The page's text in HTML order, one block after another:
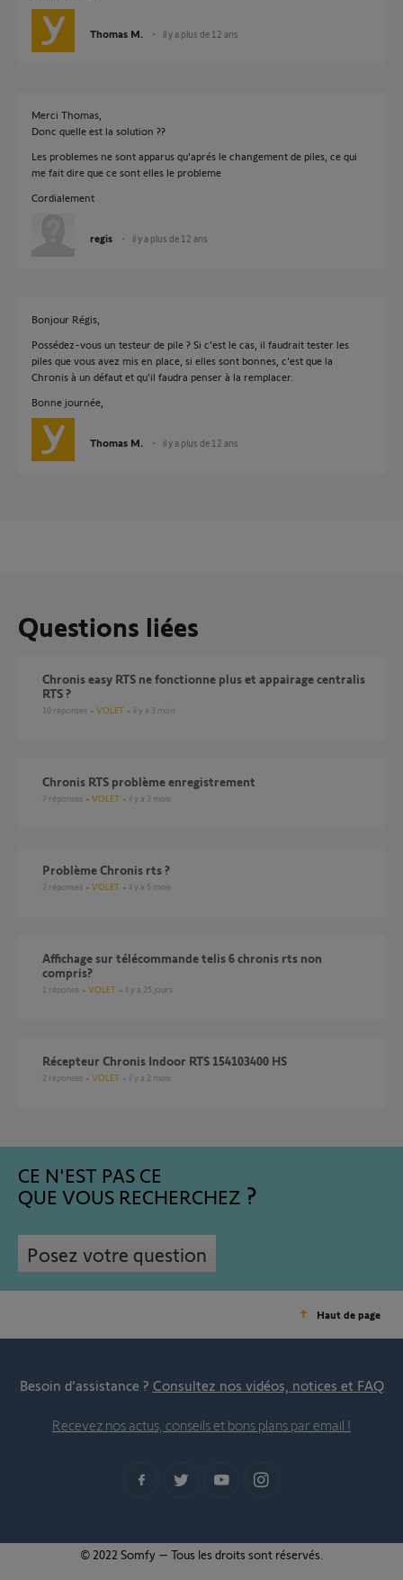
Thomas M. il y a plus de 12 ans
Merci Thomas,
Donc quelle est la solution ??
Les problemes ne sont apparus qu'aprés le changement de piles, ce qui
me fait dire que ce sont elles le probleme
Cordialement
regis il y a plus de 12 ans
Bonjour Régis,
Possédez-vous un testeur de pile ? Si c'est le cas, il faudrait tester les
piles que vous avez mis en place, si elles sont bonnes, c'est que la
Chronis à un défaut et qu'il faudra penser à la remplacer.
Bonne journée,
Thomas M. il y a plus de 12 ans
Questions liées
chronis easy RTS ne fonctionne plus et appairage centralis
RTS ?
10 réponses VOLET il y a 3 mois
Chronis RTS problème enregistrement
7 réponses VOLET il y a 3 mois
Problème Chronis rts ?
2 réponses VOLET il y a 5 mois
Affichage sur télécommande telis 6 chronis rts non
compris?
1 réponse VOLET il y a 25 jours
Récepteur Chronis Indoor RTS 154103400 HS
2 réponses VOLET il y a 2 mois
CE N'EST PAS CE
QUE VOUS RECHERCHEZ
Posez votre question
Haut de page
Besoin d’assistance ? Consultez nos vidéos, notices et FAQ
Recevez nos actus, conseils et bons plans par email !
© 2022 Somfy – Tous les droits sont réservés.